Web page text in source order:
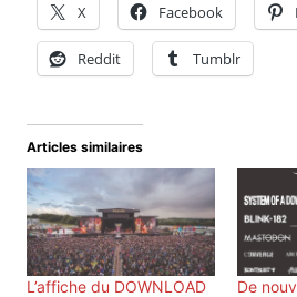
X Facebook
Reddit Tumblr
Articles similaires
L’affiche du DOWNLOAD
De